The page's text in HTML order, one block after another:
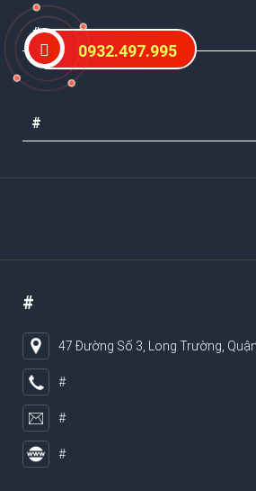
#
#
#
47 Đường Số 3, Long Trường,
#
#
#
0932.497.995